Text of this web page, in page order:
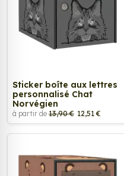
Sticker boîte aux lettres
personnalisé Chat
Norvégien
à partir de 13,90 € 12,51 €